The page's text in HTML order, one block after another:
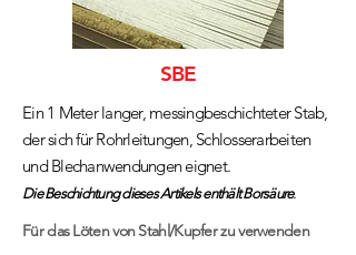
SBE
Ein 1 Meter langer, messingbeschichteter Stab,
der sich für Rohrleitungen, Schlosserarbeiten
und Blechanwendungen eignet.
Die Beschichtung dieses Artikels enthält Borsäure.
Für das Löten von Stahl/Kupfer zu verwenden